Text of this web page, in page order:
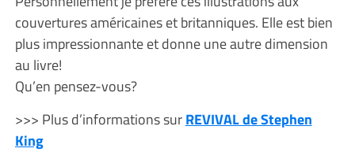
couvertures américaines et britanniques. Elle est bien
plus impressionnante et donne une autre dimension
au livre!
Qu’en pensez-vous?
>>> Plus d’informations surREVIVAL de Stephen
King